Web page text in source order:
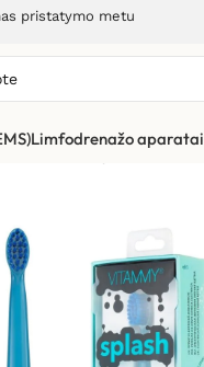
pristatymo metu
Limfodrenažo aparatai